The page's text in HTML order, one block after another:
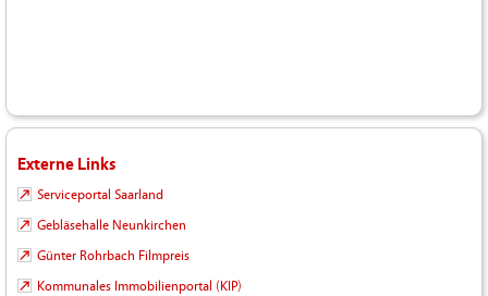
Externe Links
Serviceportal Saarland
Gebläsehalle Neunkirchen
Günter Rohrbach Filmpreis
Kommunales Immobilienportal (KIP)